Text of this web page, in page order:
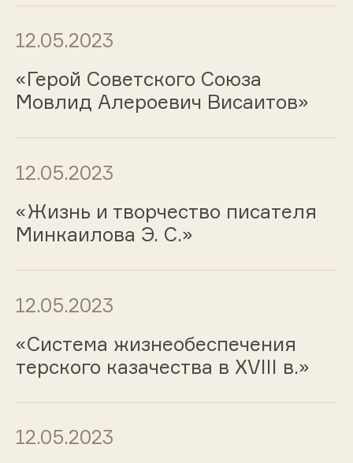
12.05.2023
«Герой Советского Союза
Мовлид Алероевич Висаитов»
12.05.2023
«Жизнь и творчество писателя
Минкаилова Э. С.»
12.05.2023
«Система жизнеобеспечения
терского казачества в XVIII в.»
12.05.2023